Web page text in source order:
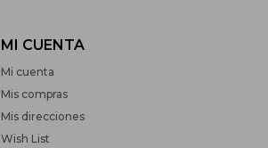
MI CUENTA
Mi cuenta
Mis compras
Mis direcciones
Wish List